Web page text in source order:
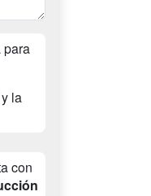
para
y la
con